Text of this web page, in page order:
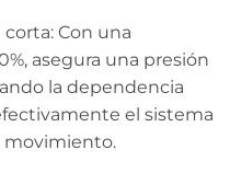
Con una
asegura una presión
la dependencia
el sistema
movimiento.